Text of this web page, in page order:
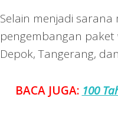
Selain menjadi
pengembangan paket
Depok, Tangerang,
BACA JUGA: 100